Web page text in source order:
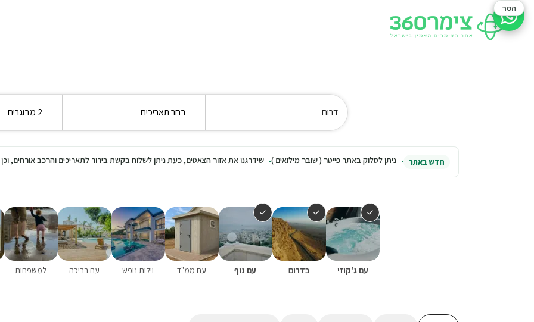
דרום בחר תאריכים 2 מבוגרים
חדש באתר ניתן לסלוק באתר פייטר ( שובר מילואים ) שידרגנו את אזור הצאטים, כעת ניתן לשלוח בקשת בירור לתאריכים והרכב אורחים,
עם ג'קוזי בדרום עם נוף עם ממ"ד וילות נופש עם בריכה למשפחות
סיוע בהזמנה
הסר